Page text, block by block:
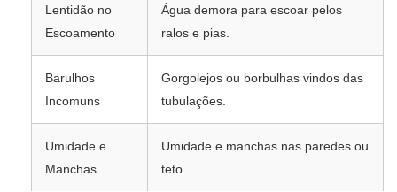
Lentidão no
Escoamento
Água demora para escoar pelos
ralos e pias.
Barulhos
Incomuns
Gorgolejos ou borbulhas vindos das
tubulações.
Umidade e
Manchas
Umidade e manchas nas paredes ou
teto.